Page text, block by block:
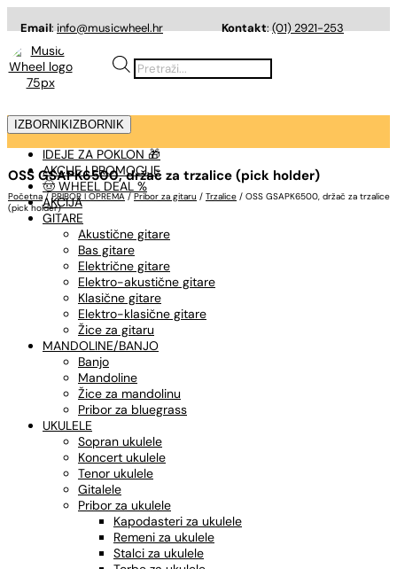
Email:info@musicwheel.hr Kontakt:(01) 2921-253
Products
search
IZBORNIK IZBORNIK
IDEJE ZA POKLON 🎁
AKCIJE I PROMOCIJE
🤠 WHEEL DEAL %
AKCIJA
GITARE
Akustične gitare
Bas gitare
Električne gitare
Elektro-akustične gitare
Klasične gitare
Elektro-klasične gitare
Žice za gitaru
MANDOLINE/BANJO
Banjo
Mandoline
Žice za mandolinu
Pribor za bluegrass
UKULELE
Sopran ukulele
Koncert ukulele
Tenor ukulele
Gitalele
Pribor za ukulele
Kapodasteri za ukulele
Remeni za ukulele
Stalci za ukulele
OSS GSAPK6500, držač za trzalice (pick holder)
Početna / PRIBOR I OPREMA / Pribor za gitaru / Trzalice / OSS GSAPK6500, držač za trzalice
(pick holder)